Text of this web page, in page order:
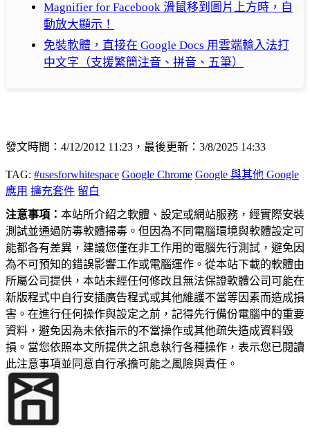
Magnifier for Facebook 滑鼠移到圖片上方時，自
動放大顯示！
免裝軟體，直接在 Google Docs 用雲端輸入法打
中文字（支援繁簡注音、拼音、五筆）
發文時間：4/12/2012 11:23，最後更新：3/8/2025 14:33
TAG: #usesforwhitespace Google Chrome Google 與其他 Google
應用 擴充套件 留白
注意事項： 本站所介紹之軟體、設定或網站服務，經實際安裝
測試並通過防毒軟體掃毒。但因為不同電腦環境與軟體設定可
能都各有差異，建議您僅在非工作用的電腦先行測試，避免因
為不可預知的錯誤影響工作或電腦運作。從本站下載的軟體由
所屬公司提供，本站未經任何修改且無法保證軟體公司可能在
新版程式中自行安插廣告程式或其他維護不當等因素而造成損
害。在進行任何操作與設定之前，記得先行備份電腦中的重要
資料，避免因為未依指示的不當操作或其他疏失造成資料毀
損。當您依照本文所提供之訊息執行各種操作，表示您已閱讀
此注意事項並同意自行承擔可能之風險與責任。